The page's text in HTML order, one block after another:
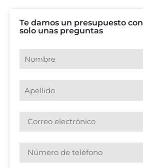
Te damos un presupuesto con
solo unas preguntas